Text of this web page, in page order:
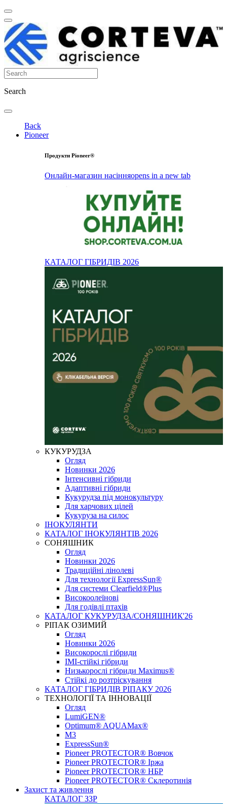
Search
Back
Pioneer
Продукти Pioneer®
Онлайн-магазин насінняopens in a new tab
КАТАЛОГ ГІБРИДІВ 2026
КУКУРУДЗА
Огляд
Новинки 2026
Інтенсивні гібриди
Адаптивні гібриди
Кукурудза під монокультуру
Для харчових цілей
Кукуруза на силос
ІНОКУЛЯНТИ
КАТАЛОГ ІНОКУЛЯНТІВ 2026
СОНЯШНИК
Огляд
Новинки 2026
Традиційні лінолеві
Для технології ExpressSun®
Для системи Clearfield®Plus
Високоолеїнові
Для годівлі птахів
КАТАЛОГ КУКУРУДЗА/СОНЯШНИК'26
РІПАК ОЗИМИЙ
Огляд
Новинки 2026
Високорослі гібриди
IMI-стійкі гібриди
Низькорослі гібриди Maximus®
Стійкі до розтріскування
КАТАЛОГ ГІБРИДІВ РІПАКУ 2026
ТЕХНОЛОГІЇ ТА ІННОВАЦІЇ
Огляд
LumiGEN®
Optimum® AQUAMax®
М3
ExpressSun®
Pioneer PROTECTOR® Вовчок
Pioneer PROTECTOR® Іржа
Pioneer PROTECTOR® НБР
Pioneer PROTECTOR® Склеротинія
Захист та живлення
КАТАЛОГ ЗЗР